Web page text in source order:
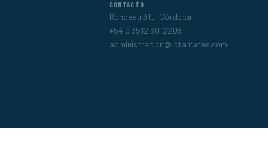
CONTACTO
Rondeau 310, Córdoba
+54 9 3512 30-2208
administracion@jotamates.com